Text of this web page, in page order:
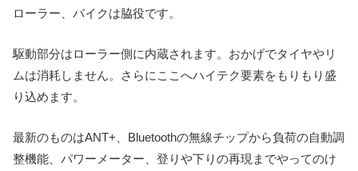
ローラー、バイクは脇役です。
駆動部分はローラー側に内蔵されます。おかげでタイヤやリ
ムは消耗しません。さらにここへハイテク要素をもりもり盛
り込めます。
最新のものはANT+、Bluetoothの無線チップから負荷の自動調
整機能、パワーメーター、登りや下りの再現までやってのけ